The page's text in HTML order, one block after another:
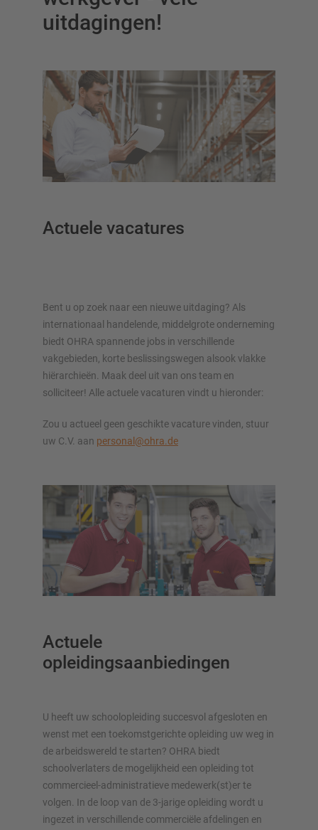
uitdagingen!
Actuele vacatures
Bent u op zoek naar een nieuwe uitdaging? Als
internationaal handelende, middelgrote onderneming
biedt OHRA spannende jobs in verschillende
vakgebieden, korte beslissingswegen alsook vlakke
hiërarchieën. Maak deel uit van ons team en
solliciteer! Alle actuele vacaturen vindt u hieronder:
Zou u actueel geen geschikte vacature vinden, stuur
uw C.V. aan personal@ohra.de
Actuele
opleidingsaanbiedingen
U heeft uw schoolopleiding succesvol afgesloten en
wenst met een toekomstgerichte opleiding uw weg in
de arbeidswereld te starten? OHRA biedt
schoolverlaters de mogelijkheid een opleiding tot
commercieel-administratieve medewerk(st)er te
volgen. In de loop van de 3-jarige opleiding wordt u
ingezet in verschillende commerciële afdelingen en
OVERZICHT VAN OPSLAGSYSTEMEN
Verrijdbare stellingen
Automatische opslagsystemen
Stellingenhal
Systeemvloeren
Verticale opslag
Plan uw stellingsysteem individueel met onze configurators